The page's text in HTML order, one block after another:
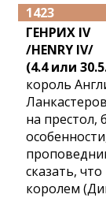
1423
ГЕНРИХ IV
/HENRY IV/
(4.4 или
король
на престол,
сказать,
королем